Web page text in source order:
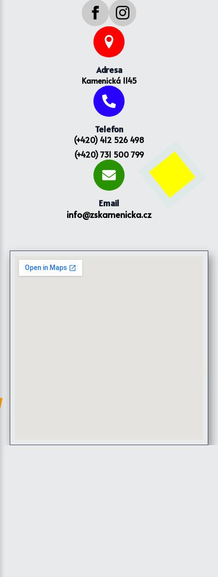
Adresa
Kamenická 1145
Telefon
(+420) 412 526 498
(+420) 731 500 799
Email
info@zskamenicka.cz